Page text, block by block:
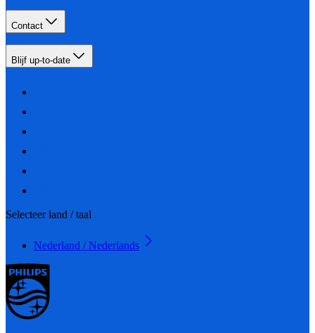
Contact
Blijf up-to-date
Selecteer land / taal
Nederland / Nederlands